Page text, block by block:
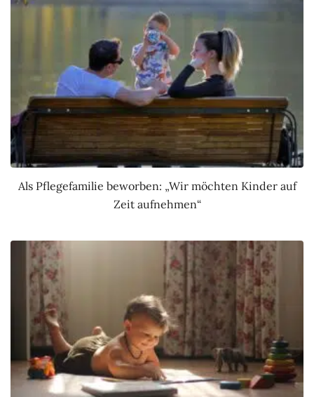
Als Pflegefamilie beworben: „Wir möchten Kinder auf
Zeit aufnehmen“